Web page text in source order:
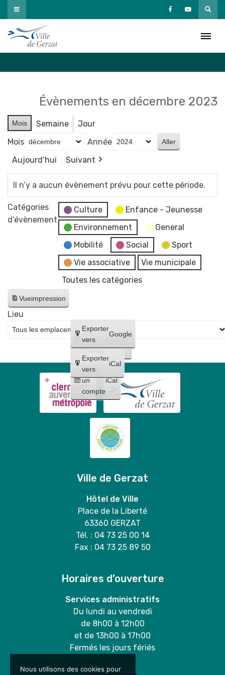
Passer
au
contenu
Évènements en décembre 2023
Mois Semaine
Jour
Mois
Année
Aujourd’hui
Suivant
Il n’y a aucun évènement prévu pour cette période.
Catégories
d’évènement
Culture
Enfance - Jeunesse
Environnement
General
Mobilité
Social
Sport
Vie associative
Vie municipale
Toutes les catégories
Vueimpression
Créer
un
compte
Google
Créer
un
compte
iCal
Exporter
vers
Google
Exporter
vers
iCal
Lieu
Ville de Gerzat
Hôtel de Ville
Place de la Liberté
63360 GERZAT
Tél. : 04 73 25 00 14
Fax : 04 73 25 89 50
Horaires d’ouverture
Services administratifs
Du lundi au vendredi
de 8h00 à 12h00
et de 13h00 à 17h00
Fermés les jours fériés
Nous utilisons des cookies pour